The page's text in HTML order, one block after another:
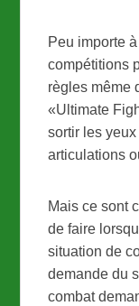
Peu importe
compétitions
règles même
«Ultimate
sortir les
articulations
Mais ce sont
de faire
situation de
demande du
combat